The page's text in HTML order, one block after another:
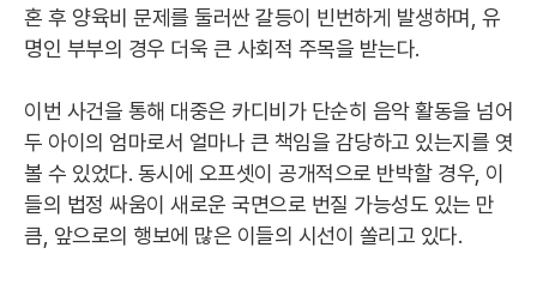
혼 후 양육비 문제를 둘러싼 갈등이 빈번하게 발생하며, 유
명인 부부의 경우 더욱 큰 사회적 주목을 받는다.
이번 사건을 통해 대중은 카디비가 단순히 음악 활동을 넘어
두 아이의 엄마로서 얼마나 큰 책임을 감당하고 있는지를 엿
볼 수 있었다. 동시에 오프셋이 공개적으로 반박할 경우, 이
들의 법정 싸움이 새로운 국면으로 번질 가능성도 있는 만
큼, 앞으로의 행보에 많은 이들의 시선이 쏠리고 있다.